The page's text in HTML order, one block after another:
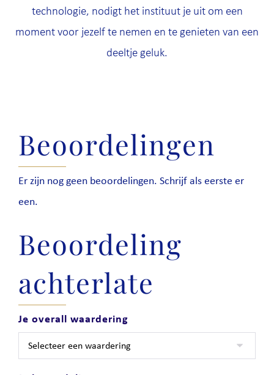
technologie, nodigt het instituut je uit om een
moment voor jezelf te nemen en te genieten van een
deeltje geluk.
Beoordelingen
Er zijn nog geen beoordelingen. Schrijf als eerste er
een.
Beoordeling
achterlate
Je overall waardering